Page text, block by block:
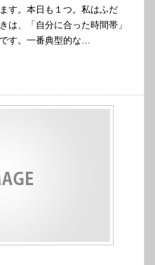
す。本日も１つ。私はふだ
は、「自分に合った時間帯」
す。一番典型的な…